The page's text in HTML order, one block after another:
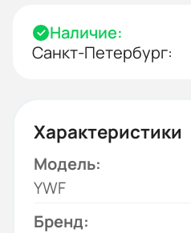
Наличие:
Санкт-Петербург:
Характеристики
Модель:
YWF
Бренд: